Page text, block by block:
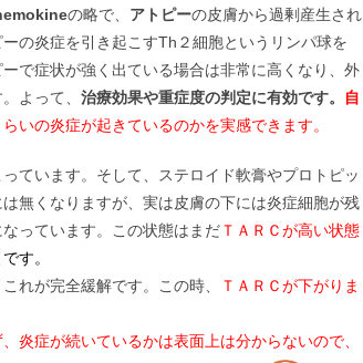
の略で、 アトピーの皮膚から過剰産生され
ーの炎症を引き起こすTh２細胞というリンパ球を
で症状が強く出ている場合は非常に高くなり、外
よって、 治療効果や重症度の判定に有効です。
自
らいの炎症が起きているのかを実感できます。
ています。そして、ステロイド軟膏やプロトピッ
無くなりますが、実は皮膚の下には炎症細胞が残
っています。この状態はまだＴＡＲＣが高い状態
す。
れが完全緩解です。この時、
ＴＡＲＣが下がりま
炎症が続いているかは表面上は分からないので、